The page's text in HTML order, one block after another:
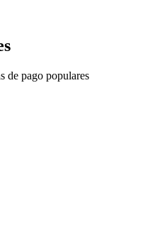
de pago populares